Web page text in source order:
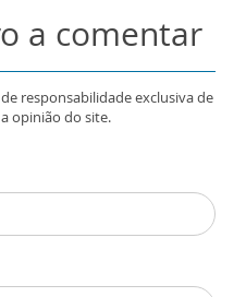
a comentar
responsabilidade exclusiva de
opinião do site.